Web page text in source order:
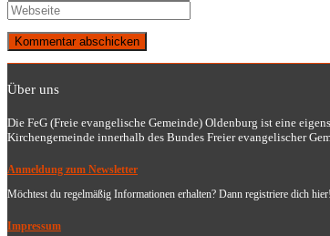
oder
Benutzernamen
zum
Kommentieren
ein
deine
E-
Mail-
Adresse
Kommentieren
Gib
deine
Website-
(optional)
Über uns
Die FeG (Freie evangelische Gemeinde) Oldenburg ist eine
Kirchengemeinde innerhalb des Bundes Freier evangelischer
Anmeldung zum Newsletter
Möchtest du regelmäßig Informationen erhalten? Dann registriere dich hier!
Impressum